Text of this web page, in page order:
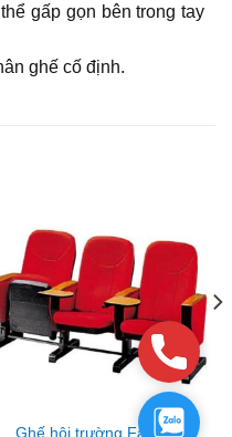
gấp gọn bên trong tay
ghế cố định.
Ghế hội trường Fami FM-
Phone
Zalo